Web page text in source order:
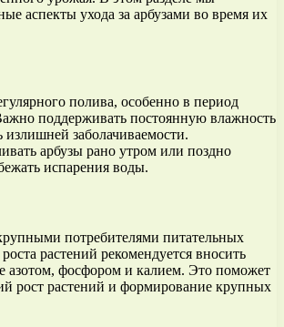
аспекты ухода за арбузами во время их
полива, особенно в период
поддерживать постоянную влажность
излишней заболачиваемости.
арбузы рано утром или поздно
испарения воды.
потребителями питательных
растений рекомендуется вносить
азотом, фосфором и калием. Это поможет
рост растений и формирование крупных